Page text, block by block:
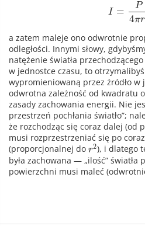
I = P
4πr
a zatem maleje ono odwrotnie
odległości. Innymi słowy,
natężenie światła
w jednostce czasu, to
wypromieniowaną przez źródło w
odwrotna zależność od kwadratu
zasady zachowania energii. Nie
przestrzeń pochłania światło”;
że rozchodząc się coraz dalej (od
musi rozprzestrzeniać się po
(proporcjonalnej do r2), i dlatego
była zachowana — „ilość”
powierzchni musi maleć